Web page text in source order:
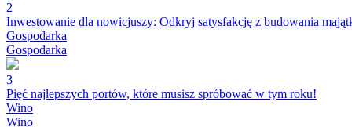
2
Inwestowanie dla nowicjuszy: Odkryj satysfakcję z budowania
Gospodarka
Gospodarka
3
Pięć najlepszych portów, które musisz spróbować w tym roku!
Wino
Wino